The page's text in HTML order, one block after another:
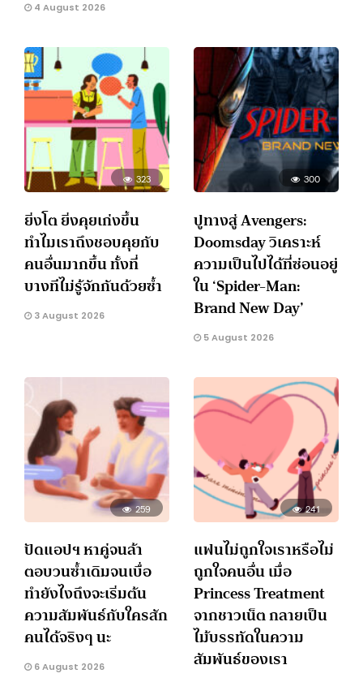
4 August 2026
323
ยิ่งโต ยิ่งคุยเก่งขึ้น
ทำไมเราถึงชอบคุยกับ
คนอื่นมากขึ้น ทั้งที่
บางทีไม่รู้จักกันด้วยซ้ำ
3 August 2026
300
ปูทางสู่ Avengers:
Doomsday วิเคราะห์
ความเป็นไปได้ที่ซ่อนอยู่
ใน ‘Spider-Man:
Brand New Day’
5 August 2026
259
ปัดแอปฯ หาคู่จนล้า
ตอบวนซ้ำเดิมจนเบื่อ
ทำยังไงถึงจะเริ่มต้น
ความสัมพันธ์กับใครสัก
คนได้จริงๆ นะ
6 August 2026
241
แฟนไม่ถูกใจเราหรือไม่
ถูกใจคนอื่น เมื่อ
Princess Treatment
จากชาวเน็ต กลายเป็น
ไม้บรรทัดในความ
สัมพันธ์ของเรา